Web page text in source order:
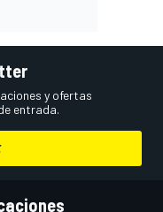
y ofertas
entrada.